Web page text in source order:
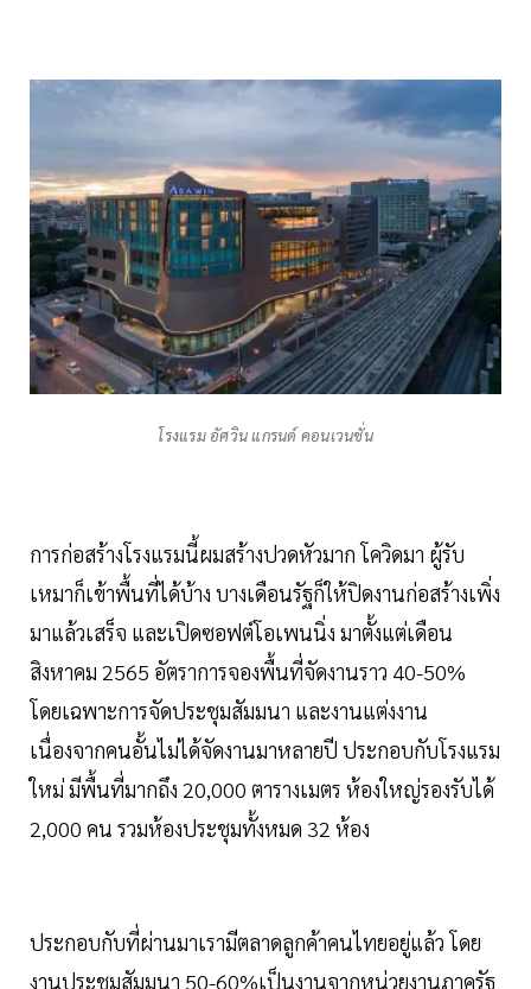
โรงแรม อัศวิน แกรนด์ คอนเวนชั่น
การก่อสร้างโรงแรมนี้ผมสร้างปวดหัวมาก โควิดมา ผู้รับ
เหมาก็เข้าพื้นที่ได้บ้าง บางเดือนรัฐก็ให้ปิดงานก่อสร้างเพิ่ง
มาแล้วเสร็จ และเปิดซอฟต์โอเพนนิ่ง มาตั้งแต่เดือน
สิงหาคม 2565 อัตราการจองพื้นที่จัดงานราว 40-50%
โดยเฉพาะการจัดประชุมสัมมนา และงานแต่งงาน
เนื่องจากคนอั้นไม่ได้จัดงานมาหลายปี ประกอบกับโรงแรม
ใหม่ มีพื้นที่มากถึง 20,000 ตารางเมตร ห้องใหญ่รองรับได้
2,000 คน รวมห้องประชุมทั้งหมด 32 ห้อง
ประกอบกับที่ผ่านมาเรามีตลาดลูกค้าคนไทยอยู่แล้ว โดย
งานประชุมสัมมนา 50-60%เป็นงานจากหน่วยงานภาครัฐ